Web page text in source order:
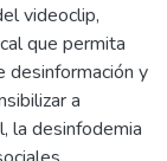
videoclip,
que permita
desinformación y
a
la desinfodemia